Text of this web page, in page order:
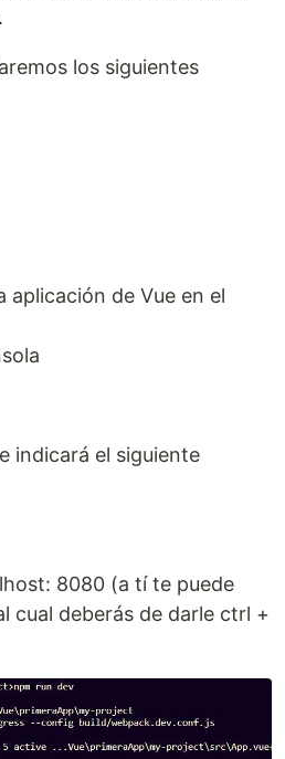
los siguientes
aplicación de Vue en el
indicará el siguiente
8080 (a tí te puede
cual deberás de darle ctrl +